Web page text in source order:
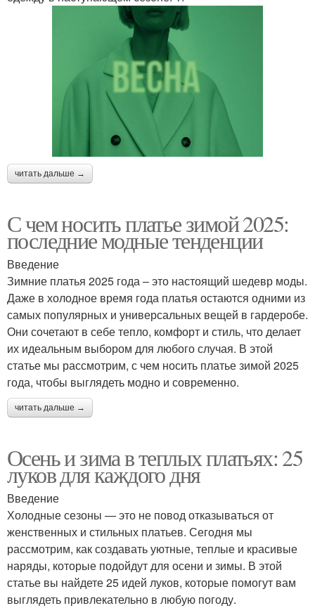
читать дальше →
С чем носить платье зимой 2025:
последние модные тенденции
Введение
Зимние платья 2025 года – это настоящий шедевр моды.
Даже в холодное время года платья остаются одними из
самых популярных и универсальных вещей в гардеробе.
Они сочетают в себе тепло, комфорт и стиль, что делает
их идеальным выбором для любого случая. В этой
статье мы рассмотрим, с чем носить платье зимой 2025
года, чтобы выглядеть модно и современно.
читать дальше →
Осень и зима в теплых платьях: 25
луков для каждого дня
Введение
Холодные сезоны — это не повод отказываться от
женственных и стильных платьев. Сегодня мы
рассмотрим, как создавать уютные, теплые и красивые
наряды, которые подойдут для осени и зимы. В этой
статье вы найдете 25 идей луков, которые помогут вам
выглядеть привлекательно в любую погоду.